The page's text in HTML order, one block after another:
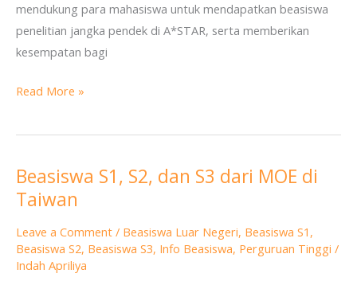
mendukung para mahasiswa untuk mendapatkan beasiswa
penelitian jangka pendek di A*STAR, serta memberikan
kesempatan bagi
Read More »
Beasiswa S1, S2, dan S3 dari MOE di
Taiwan
Leave a Comment / Beasiswa Luar Negeri, Beasiswa S1 ,
Beasiswa S2, Beasiswa S3, Info Beasiswa, Perguruan Tinggi /
Indah Apriliya
Beasiswa
S1,
dan
S3